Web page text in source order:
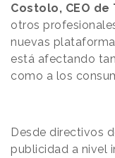
Costolo, CEO
otros
nuevas
está afectando
como a los
Desde directivos
publicidad a nivel